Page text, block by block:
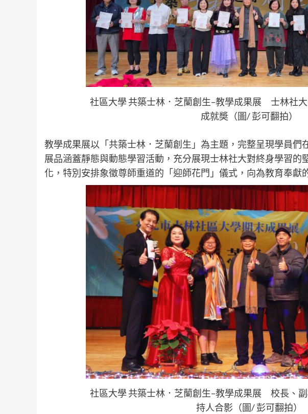
社區大學 共築士林．芝蘭創生–教學成果展 士林社
成就奬（圖/ 彭可翻拍）
教學成果展以「共築士林．芝蘭創生」為主題，完整呈現學員們
展品涵蓋靜態與動態學習活動，充分展現士林社大對終身學習的
化，特別安排象徵尊師重道的「迎師花門」儀式，向為教育奉獻
社區大學 共築士林．芝蘭創生–教學成果展 校長、
持人合影（圖/ 彭可翻拍）